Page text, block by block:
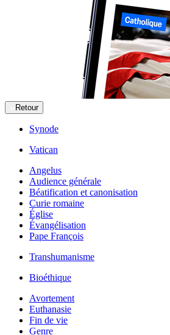
Retour
Synode
Vatican
Angelus
Audience générale
Béatification et canonisation
Curie romaine
Église
Évangélisation
Pape François
Transhumanisme
Bioéthique
Avortement
Euthanasie
Fin de vie
Genre